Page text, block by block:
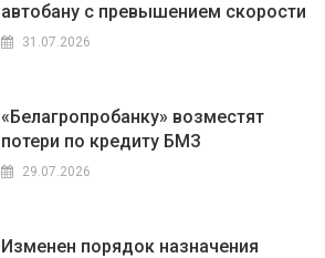
автобану с превышением скорости
31.07.2026
«Белагропробанку» возместят
потери по кредиту БМЗ
29.07.2026
Изменен порядок назначения